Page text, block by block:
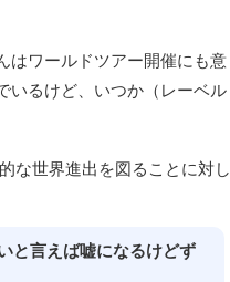
はワールドツアー開催にも意
いるけど、いつか（レーベル
な世界進出を図ることに対し
と言えば嘘になるけどず